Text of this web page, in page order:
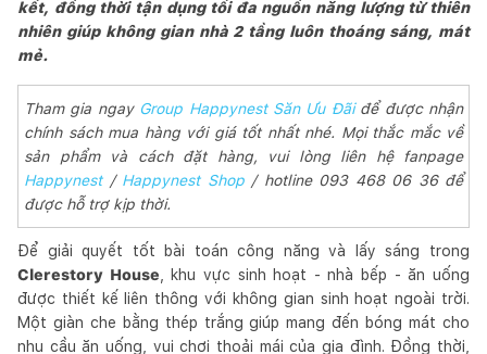
kết, đồng thời tận dụng tối đa nguồn năng lượng từ thiên
nhiên giúp không gian nhà 2 tầng luôn thoáng sáng, mát
mẻ.
Tham gia ngay Group Happynest Săn Ưu Đãi để được nhận
chính sách mua hàng với giá tốt nhất nhé. Mọi thắc mắc về
sản phẩm và cách đặt hàng, vui lòng liên hệ fanpage
Happynest/ Happynest Shop/ hotline 093 468 06 36 để
được hỗ trợ kịp thời.
Để giải quyết tốt bài toán công năng và lấy sáng trong
Clerestory House , khu vực sinh hoạt - nhà bếp - ăn uống
được thiết kế liên thông với không gian sinh hoạt ngoài trời.
Một giàn che bằng thép trắng giúp mang đến bóng mát cho
nhu cầu ăn uống, vui chơi thoải mái của gia đình. Đồng thời,